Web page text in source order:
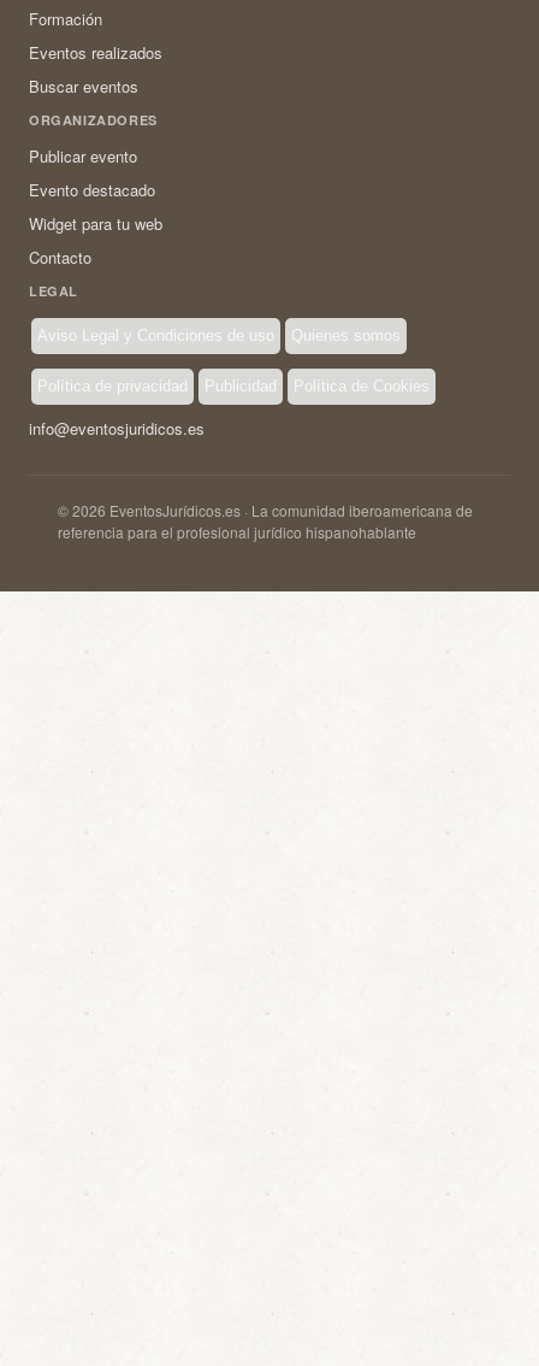
Formación
Eventos realizados
Buscar eventos
ORGANIZADORES
Publicar evento
Evento destacado
Widget para tu web
Contacto
LEGAL
Aviso Legal y Condiciones de uso Quienes somos
Política de privacidad Publicidad Política de Cookies
info@eventosjuridicos.es
© 2026 EventosJurídicos.es · La comunidad iberoamericana de
referencia para el profesional jurídico hispanohablante